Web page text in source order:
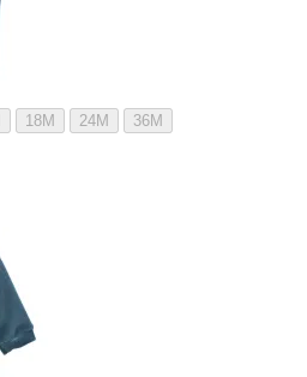
18M 24M 36M